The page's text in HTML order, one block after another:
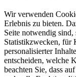
Wir verwenden
Erlebnis zu bieten.
Seite notwendig
Statistikzwecken, für
personalisierter
entscheiden, welche
beachten Sie, dass